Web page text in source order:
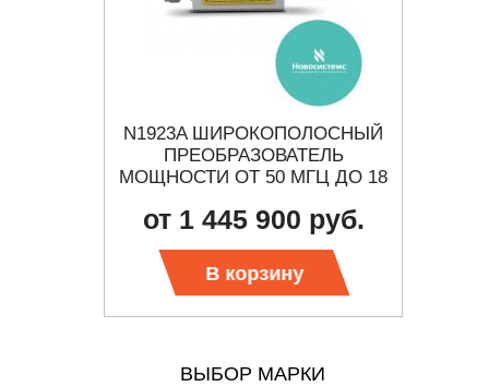
N1923A ШИРОКОПОЛОСНЫЙ
ПРЕОБРАЗОВАТЕЛЬ
МОЩНОСТИ ОТ 50 МГЦ ДО 18
от 1 445 900 руб.
В корзину
ВЫБОР МАРКИ